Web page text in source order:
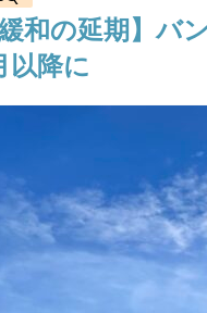
緩和の延期】バ
以降に